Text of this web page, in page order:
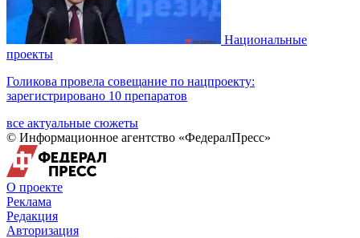
Национальные
проекты
Голикова провела совещание по нацпроекту:
зарегистрировано 10 препаратов
все актуальные сюжеты
© Информационное агентство «ФедералПресс»
О проекте
Реклама
Редакция
Авторизация